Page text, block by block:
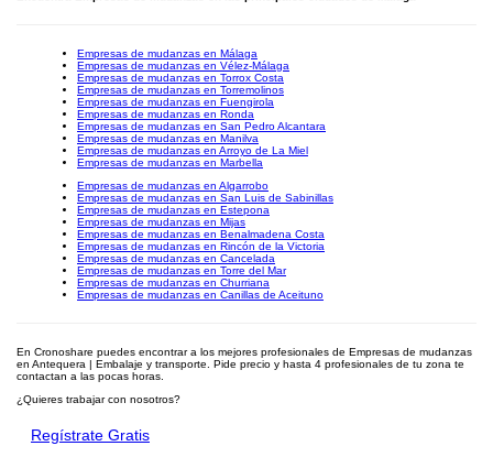
Empresas de mudanzas en Málaga
Empresas de mudanzas en Vélez-Málaga
Empresas de mudanzas en Torrox Costa
Empresas de mudanzas en Torremolinos
Empresas de mudanzas en Fuengirola
Empresas de mudanzas en Ronda
Empresas de mudanzas en San Pedro Alcantara
Empresas de mudanzas en Manilva
Empresas de mudanzas en Arroyo de La Miel
Empresas de mudanzas en Marbella
Empresas de mudanzas en Algarrobo
Empresas de mudanzas en San Luis de Sabinillas
Empresas de mudanzas en Estepona
Empresas de mudanzas en Mijas
Empresas de mudanzas en Benalmadena Costa
Empresas de mudanzas en Rincón de la Victoria
Empresas de mudanzas en Cancelada
Empresas de mudanzas en Torre del Mar
Empresas de mudanzas en Churriana
Empresas de mudanzas en Canillas de Aceituno
En Cronoshare puedes encontrar a los mejores profesionales de Empresas de mudanzas
en Antequera | Embalaje y transporte. Pide precio y hasta 4 profesionales de tu zona te
contactan a las pocas horas.
¿Quieres trabajar con nosotros?
Regístrate Gratis